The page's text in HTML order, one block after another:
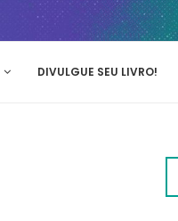
DIVULGUE SEU LIVRO!